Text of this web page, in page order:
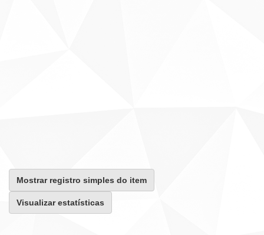
Mostrar registro simples do item
Visualizar estatísticas